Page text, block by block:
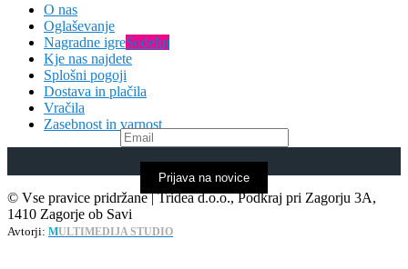
O nas
Oglaševanje
Nagradne igreSodeluj
Kje nas najdete
Splošni pogoji
Dostava in plačila
Vračila
Zasebnost in varnost
Prijava na novice
© Vse pravice pridržane | Tridea d.o.o., Podkraj pri Zagorju 3A,
1410 Zagorje ob Savi
Avtorji: MULTIMEDIJA STUDIO